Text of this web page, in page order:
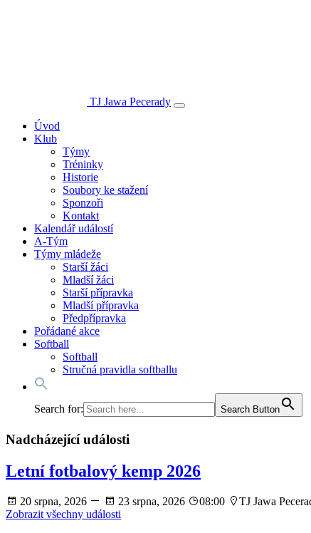
TJ Jawa Pecerady
Úvod
Klub
Týmy
Tréninky
Historie
Soubory ke stažení
Sponzoři
Kontakt
Kalendář událostí
A-Tým
Týmy mládeže
Starší žáci
Mladší žáci
Starší přípravka
Mladší přípravka
Předpřípravka
Pořádané akce
Softball
Softball
Stručná pravidla softballu
Search for: Search Button
Nadcházející události
Letní fotbalový kemp 2026
20 srpna, 2026 23 srpna, 2026 08:00 TJ Jawa
Zobrazit všechny události